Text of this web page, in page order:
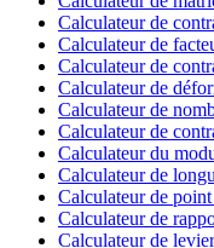
Calculateur de
Calculateur de
Calculateur de
Calculateur de
Calculateur de
Calculateur de
Calculateur du
Calculateur de
Calculateur de
Calculateur de
Calculateur de levier